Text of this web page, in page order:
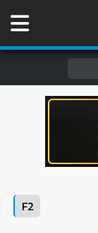
F2